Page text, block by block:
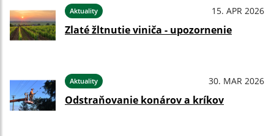
Aktuality 15. APR 2026
Zlaté žltnutie viniča - upozornenie
Aktuality 30. MAR 2026
Odstraňovanie konárov a kríkov